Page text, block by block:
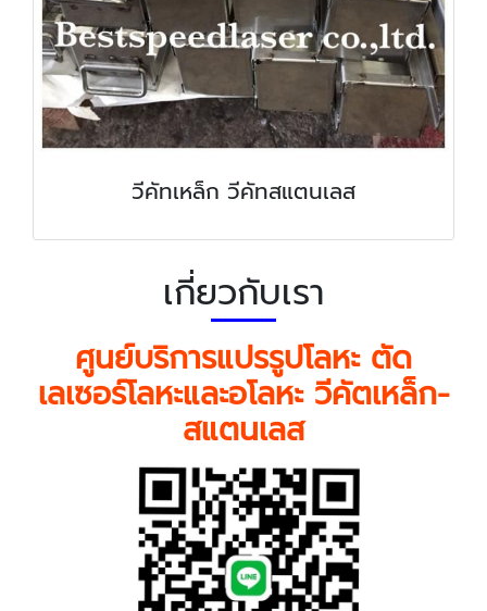
วีคัทเหล็ก วีคัทสแตนเลส
เกี่ยวกับเรา
ศูนย์บริการแปรรูปโลหะ ตัด
เลเซอร์โลหะและอโลหะ วีคัตเหล็ก-
สแตนเลส